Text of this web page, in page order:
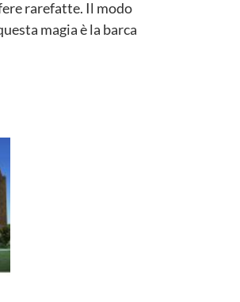
rarefatte. Il modo
magia è la barca